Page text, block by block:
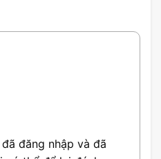
đăng nhập và đã